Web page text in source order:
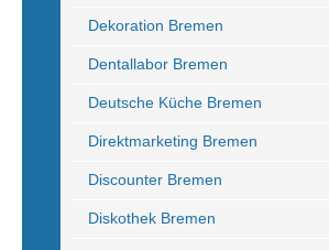
Dekoration Bremen
Dentallabor Bremen
Deutsche Küche Bremen
Direktmarketing Bremen
Discounter Bremen
Diskothek Bremen